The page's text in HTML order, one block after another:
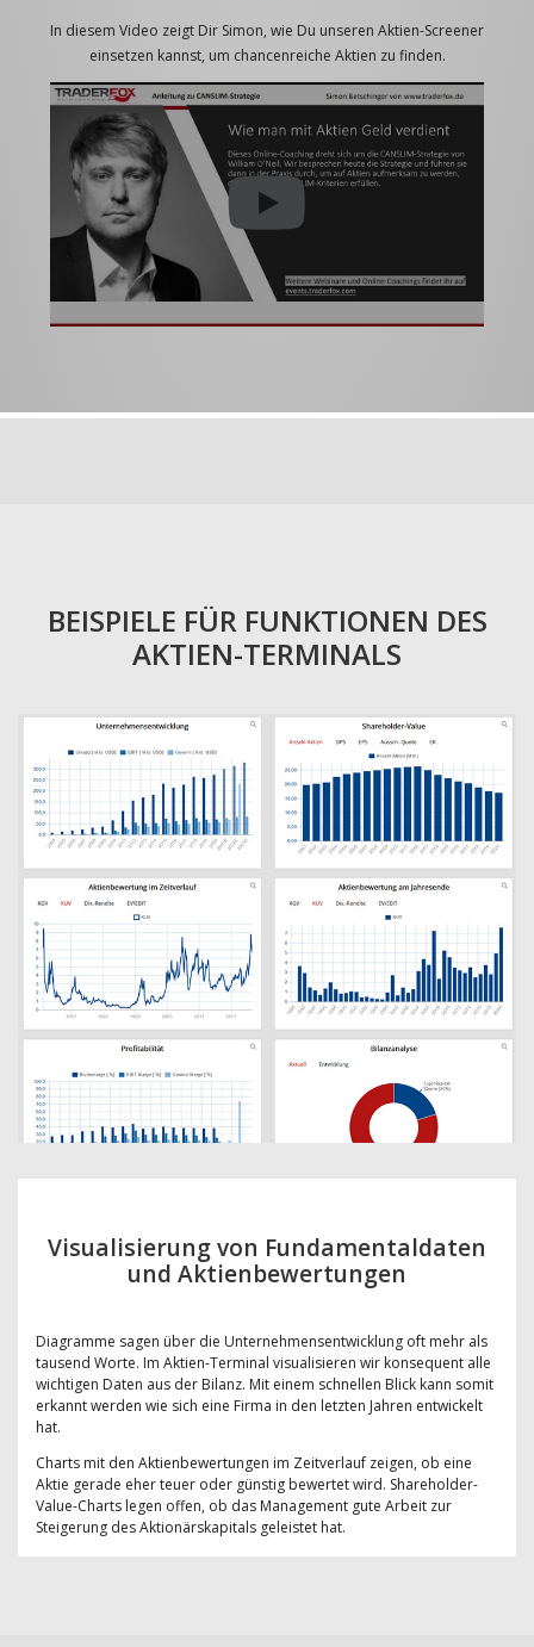
In diesem Video zeigt Dir Simon, wie Du unseren Aktien-Screener
einsetzen kannst, um chancenreiche Aktien zu finden.
BEISPIELE FÜR FUNKTIONEN DES
AKTIEN-TERMINALS
Visualisierung von Fundamentaldaten
und Aktienbewertungen
Diagramme sagen über die Unternehmensentwicklung oft mehr als
tausend Worte. Im Aktien-Terminal visualisieren wir konsequent alle
wichtigen Daten aus der Bilanz. Mit einem schnellen Blick kann somit
erkannt werden wie sich eine Firma in den letzten Jahren entwickelt
hat.
Charts mit den Aktienbewertungen im Zeitverlauf zeigen, ob eine
Aktie gerade eher teuer oder günstig bewertet wird. Shareholder-
Value-Charts legen offen, ob das Management gute Arbeit zur
Steigerung des Aktionärskapitals geleistet hat.